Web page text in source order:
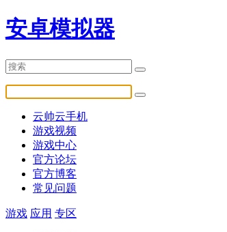
安卓模拟器
云帅云手机
游戏视频
游戏中心
官方论坛
官方博客
常见问题
游戏 应用 专区